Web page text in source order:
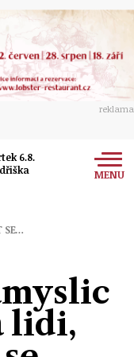
reklama
6.8.
MENU
SE…
lidi,